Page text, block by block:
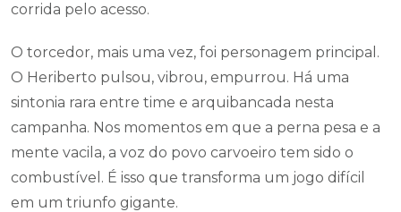
corrida pelo acesso.
O torcedor, mais uma vez, foi personagem principal.
O Heriberto pulsou, vibrou, empurrou. Há uma
sintonia rara entre time e arquibancada nesta
campanha. Nos momentos em que a perna pesa e a
mente vacila, a voz do povo carvoeiro tem sido o
combustível. É isso que transforma um jogo difícil
em um triunfo gigante.